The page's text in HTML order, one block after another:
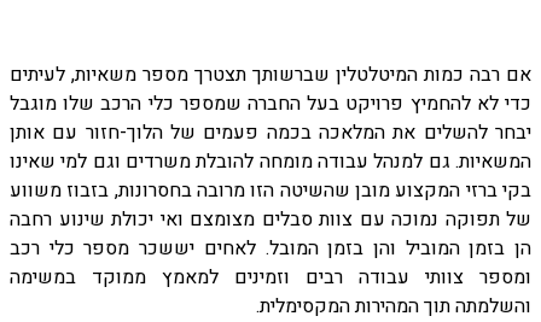
אם רבה כמות המיטלטלין שברשותך תצטרך מספר משאיות, לעיתים
כדי לא להחמיץ פרויקט בעל החברה שמספר כלי הרכב שלו מוגבל
יבחר להשלים את המלאכה בכמה פעמים של הלוך-חזור עם אותן
המשאיות. גם למנהל עבודה מומחה להובלת משרדים וגם למי שאינו
בקי ברזי המקצוע מובן שהשיטה הזו מרובה בחסרונות, בזבוז משווע
של תפוקה נמוכה עם צוות סבלים מצומצם ואי יכולת שינוע רחבה
הן בזמן המוביל והן בזמן המובל. לאחים יששכר מספר כלי רכב
ומספר צוותי עבודה רבים וזמינים למאמץ ממוקד במשימה
והשלמתה תוך המהירות המקסימלית.